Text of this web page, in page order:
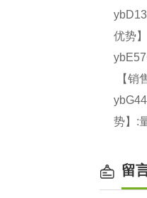
优势
【销
势】:
留